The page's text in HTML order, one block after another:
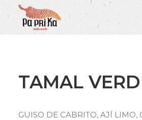
TAMAL
GUISO DE CABRITO, AJÍ LIMO,